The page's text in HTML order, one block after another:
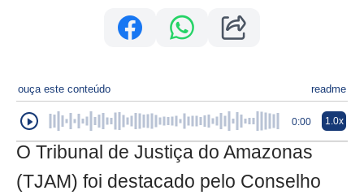
ouça este conteúdo readme
0:00 1.0x
O Tribunal de Justiça do Amazonas
(TJAM) foi destacado pelo Conselho